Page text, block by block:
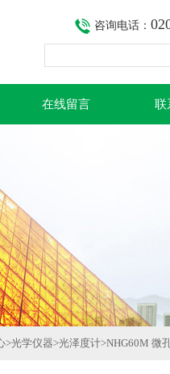
咨询电话：
在线留言 联
>光学仪器>光泽度计>NHG60M 微